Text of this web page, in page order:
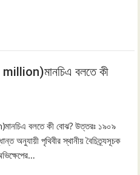
বলতে কী
বলতে কী বোঝ? উত্তরঃ ১৯০৯
অনুযায়ী পৃথিবীর স্থানীয় বৈচিত্র্যসূচক